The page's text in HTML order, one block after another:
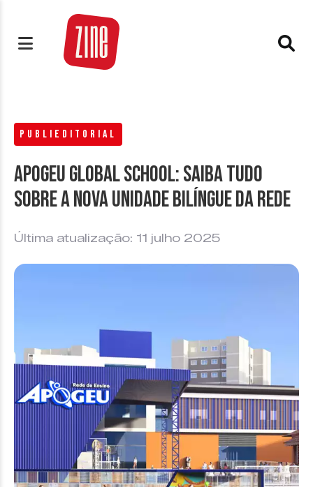
PUBLIEDITORIAL
Apogeu Global School: saiba tudo
sobre a nova unidade bilíngue da rede
Última atualização: 11 julho 2025